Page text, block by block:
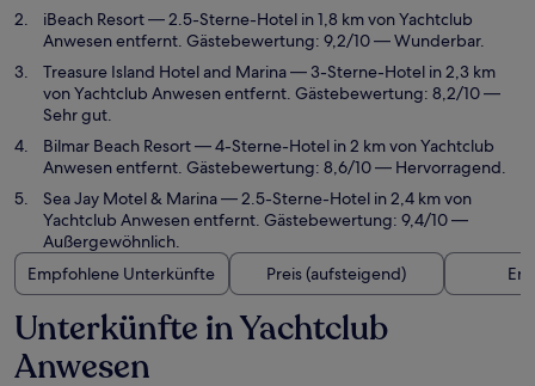
iBeach Resort— 2.5-Sterne-Hotel in 1,8 km von Yachtclub
Anwesen entfernt. Gästebewertung: 9,2/10 — Wunderbar.
Treasure Island Hotel and Marina— 3-Sterne-Hotel in 2,3 km
von Yachtclub Anwesen entfernt. Gästebewertung: 8,2/10 —
Sehr gut.
Bilmar Beach Resort— 4-Sterne-Hotel in 2 km von Yachtclub
Anwesen entfernt. Gästebewertung: 8,6/10 — Hervorragend.
Sea Jay Motel & Marina— 2.5-Sterne-Hotel in 2,4 km von
Yachtclub Anwesen entfernt. Gästebewertung: 9,4/10 —
Außergewöhnlich.
Empfohlene Unterkünfte
Preis (aufsteigend)
Unterkünfte in Yachtclub
Anwesen